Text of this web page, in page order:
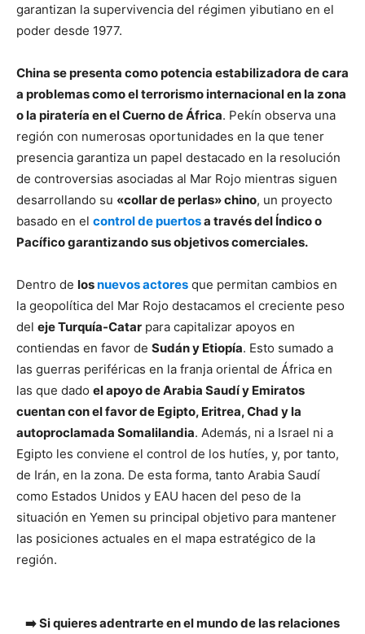
garantizan la supervivencia del régimen yibutiano en el
poder desde 1977.
China se presenta como potencia estabilizadora de cara
a problemas como el terrorismo internacional en la zona
o la piratería en el Cuerno de África. Pekín observa una
región con numerosas oportunidades en la que tener
presencia garantiza un papel destacado en la resolución
de controversias asociadas al Mar Rojo mientras siguen
desarrollando su «collar de perlas» chino, un proyecto
basado en el control de puertosa través del Índico o
Pacífico garantizando sus objetivos comerciales.
Dentro de losnuevos actores que permitan cambios en
la geopolítica del Mar Rojo destacamos el creciente peso
del eje Turquía-Catar para capitalizar apoyos en
contiendas en favor de Sudán y Etiopía. Esto sumado a
las guerras periféricas en la franja oriental de África en
las que dado el apoyo de Arabia Saudí y Emiratos
cuentan con el favor de Egipto, Eritrea, Chad y la
autoproclamada Somalilandia. Además, ni a Israel ni a
Egipto les conviene el control de los hutíes, y, por tanto,
de Irán, en la zona. De esta forma, tanto Arabia Saudí
como Estados Unidos y EAU hacen del peso de la
situación en Yemen su principal objetivo para mantener
las posiciones actuales en el mapa estratégico de la
región.
➡️ Si quieres adentrarte en el mundo de las relaciones